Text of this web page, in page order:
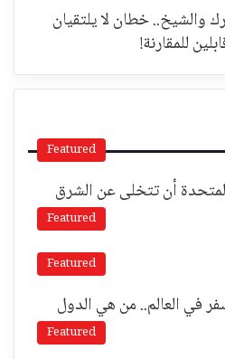
والشيخ.. خطان لا يلتقيان
للمقارنة!
Featured
أن تتخلى عن الشرق
Featured
Featured
في العالم.. من هي الدول
Featured